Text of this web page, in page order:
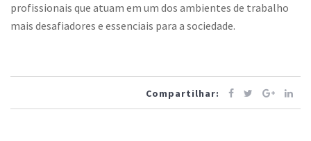
profissionais que atuam em um dos ambientes de trabalho
mais desafiadores e essenciais para a sociedade.
Compartilhar: